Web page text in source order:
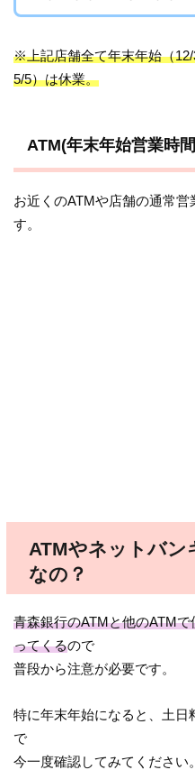
※上記店舗全て年末年始（
5/5）は休業。
ATM(年末年始営業時
お近くのATMや店舗の通常営
す。
ATMやネットバン
なの？
青森銀行のATMと他のATM
ってくるので
普段から注意が必要です。
特に年末年始になると、土
で
今一度確認してみてください。